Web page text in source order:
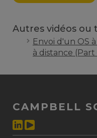
Autres vidéos ou
Envoi d'un OS
à distance (Part
CAMPBELL